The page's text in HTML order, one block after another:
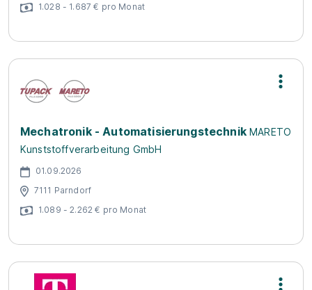
1.028 - 1.687 € pro Monat
Mechatronik - Automatisierungstechnik MARETO
Kunststoffverarbeitung GmbH
01.09.2026
7111 Parndorf
1.089 - 2.262 € pro Monat